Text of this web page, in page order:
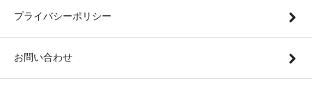
プライバシーポリシー
お問い合わせ